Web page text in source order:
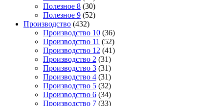
Полезное 8 (30)
Полезное 9 (52)
Производство (432)
Производство 10 (36)
Производство 11 (52)
Производство 12 (41)
Производство 2 (31)
Производство 3 (31)
Производство 4 (31)
Производство 5 (32)
Производство 6 (34)
Производство 7 (33)